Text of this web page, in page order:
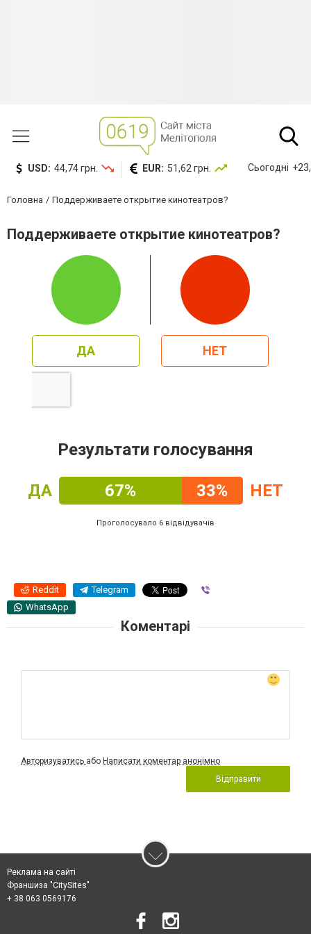
USD: 44,74 грн. EUR: 51,62 грн. Сьогодні
Головна Поддерживаете открытие кинотеатров?
Поддерживаете открытие кинотеатров?
ДА НЕТ
Результати голосування
ДА 67% 33% НЕТ
Проголосувало 6 відвідувачів
Reddit Telegram
WhatsApp
Коментарі
Авторизуватись або Написати коментар анонімно
Відправити
Реклама на сайті
Франшиза "CitySites"
+ 38 063 0569176